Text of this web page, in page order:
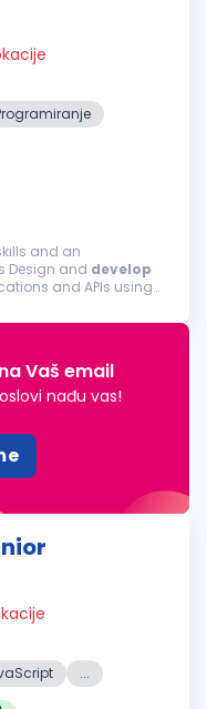
and an
mindset Responsibilities Design and develop
and APIs using
Vaš email
nađu vas!
...